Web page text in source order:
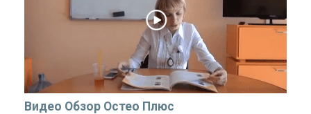
Видео Обзор Остео Плюс